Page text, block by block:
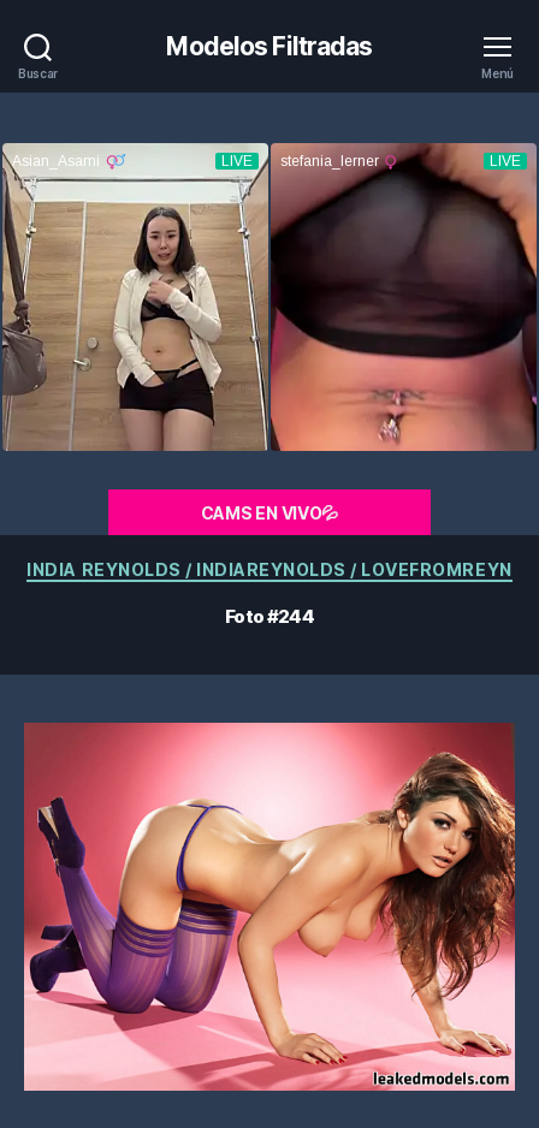
Buscar
Modelos Filtradas
Menú
CAMS EN VIVO💦
Categorías
INDIA REYNOLDS / INDIAREYNOLDS / LOVEFROMREYN
Foto #244